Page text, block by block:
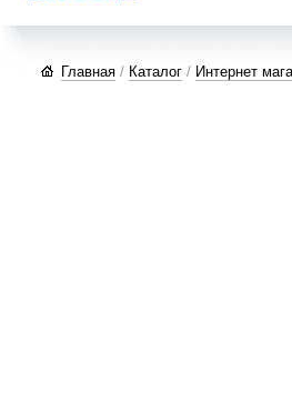
Главная / Каталог / Интернет